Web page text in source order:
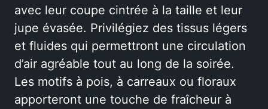
avec leur coupe cintrée à la taille et leur
jupe évasée. Privilégiez des tissus légers
et fluides qui permettront une circulation
d’air agréable tout au long de la soirée.
Les motifs à pois, à carreaux ou floraux
apporteront une touche de fraîcheur à